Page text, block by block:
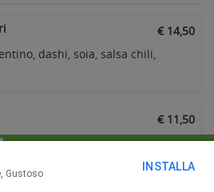
€ 14,50
dashi, soia, salsa chili,
€ 11,50
con verdure, curry e piccante
Gustoso
INSTALLA